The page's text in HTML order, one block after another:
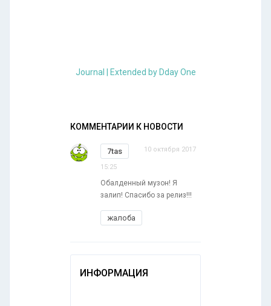
Journal | Extended by Dday One
КОММЕНТАРИИ К НОВОСТИ
7tas 10 октября 2017
15:25
Обалденный музон! Я
залип! Спасибо за релиз!!!
жалоба
ИНФОРМАЦИЯ